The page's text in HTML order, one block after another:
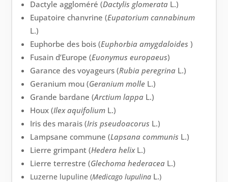
Dactyle aggloméré (Dactylis glomerata L.)
Eupatoire chanvrine (Eupatorium cannabinum
L.)
Euphorbe des bois (Euphorbia amygdaloides)
Fusain d’Europe (Euonymus europaeus)
Garance des voyageurs (Rubia peregrina L.)
Geranium mou (Geranium molle L.)
Grande bardane (Arctium lappa L.)
Houx (Ilex aquifolium L.)
Iris des marais (Iris pseudoacorus L.)
Lampsane commune (Lapsana communis L.)
Lierre grimpant (Hedera helix L.)
Lierre terrestre (Glechoma hederacea L.)
Luzerne lupuline (Medicago lupulina L.)